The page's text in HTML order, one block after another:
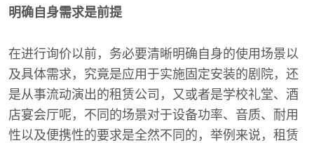
明确自身需求是前提
在进行询价以前，务必要清晰明确自身的使用场景以
及具体需求，究竟是应用于实施固定安装的剧院，还
是从事流动演出的租赁公司，又或者是学校礼堂、酒
店宴会厅呢，不同的场景对于设备功率、音质、耐用
性以及便携性的要求是全然不同的，举例来说，租赁